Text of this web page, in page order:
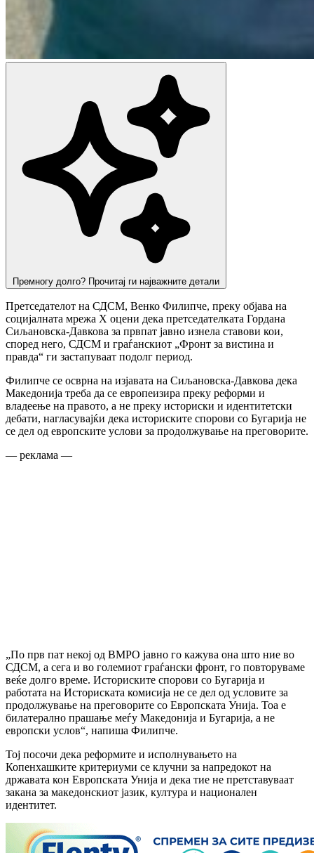
Премногу долго? Прочитај ги најважните детали
Претседателот на СДСМ, Венко Филипче, преку објава на
социјалната мрежа X оцени дека претседателката Гордана
Сиљановска-Давкова за првпат јавно изнела ставови кои,
според него, СДСМ и граѓанскиот „Фронт за вистина и
правда“ ги застапуваат подолг период.
Филипче се осврна на изјавата на Сиљановска-Давкова дека
Македонија треба да се европеизира преку реформи и
владеење на правото, а не преку историски и идентитетски
дебати, нагласувајќи дека историските спорови со Бугарија не
се дел од европските услови за продолжување на преговорите.
— реклама —
„По прв пат некој од ВМРО јавно го кажува она што ние во
СДСМ, а сега и во големиот граѓански фронт, го повторуваме
веќе долго време. Историските спорови со Бугарија и
работата на Историската комисија не се дел од условите за
продолжување на преговорите со Европската Унија. Тоа е
билатерално прашање меѓу Македонија и Бугарија, а не
европски услов“, напиша Филипче.
Тој посочи дека реформите и исполнувањето на
Копенхашките критериуми се клучни за напредокот на
државата кон Европската Унија и дека тие не претставуваат
закана за македонскиот јазик, култура и национален
идентитет.